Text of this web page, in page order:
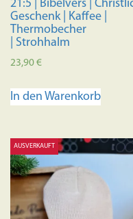
21:5 | Bibelvers |
Geschenk | Kaffee |
Thermobecher
| Strohhalm
23,90€
In den Warenkorb
AUSVERKAUFT